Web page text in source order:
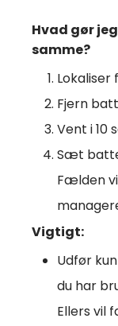
Hvad gør
samme?
Fjern
Vent i 10
Sæt
Fælden
Vigtigt:
Udfør
du har
Ellers vil